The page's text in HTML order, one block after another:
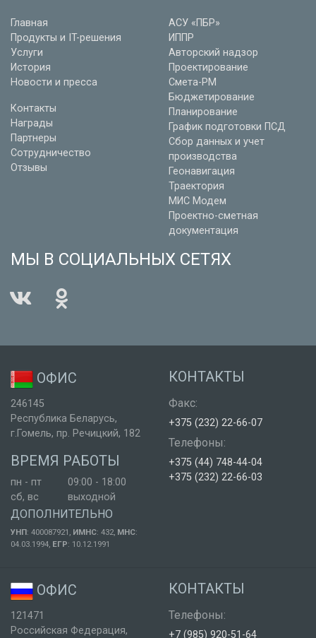
Главная
Продукты и IT-решения
Услуги
История
Новости и пресса
Контакты
Награды
Партнеры
Сотрудничество
Отзывы
АСУ «ПБР»
ИППР
Авторский надзор
Проектирование
Смета-РМ
Бюджетирование
Планирование
График подготовки ПСД
Сбор данных и учет
производства
Геонавигация
Траектория
МИС Модем
Проектно-сметная
документация
МЫ В СОЦИАЛЬНЫХ СЕТЯХ
ОФИС
246145
Республика Беларусь,
г.Гомель, пр. Речицкий, 182
ВРЕМЯ РАБОТЫ
пн - пт 09:00 - 18:00
сб, вс выходной
ДОПОЛНИТЕЛЬНО
УНП: 400087921, ИМНС: 432, МНС:
04.03.1994, ЕГР: 10.12.1991
КОНТАКТЫ
Факс:
+375 (232) 22-66-07
Телефоны:
+375 (44) 748-44-04
+375 (232) 22-66-03
ОФИС
121471
Российская Федерация,
КОНТАКТЫ
Телефоны:
+7 (985) 920-51-64